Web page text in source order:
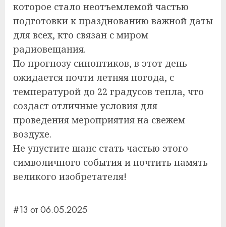
которое стало неотъемлемой частью
подготовки к празднованию важной даты
для всех, кто связан с миром
радиовещания.
По прогнозу синоптиков, в этот день
ожидается почти летняя погода, с
температурой до 22 градусов тепла, что
создаст отличные условия для
проведения мероприятия на свежем
воздухе.
Не упустите шанс стать частью этого
символичного события и почтить память
великого изобретателя!
#13 от 06.05.2025